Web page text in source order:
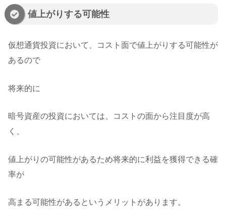
値上がりする可能性
仮想通貨投資において、コスト面で値上がりする可能性が
あるので
将来的に
暗号資産の投資においては、コストの面から注目度が高
く、
値上がりの可能性があるため将来的に利益を獲得できる確
率が
高まる可能性があるというメリットがあります。